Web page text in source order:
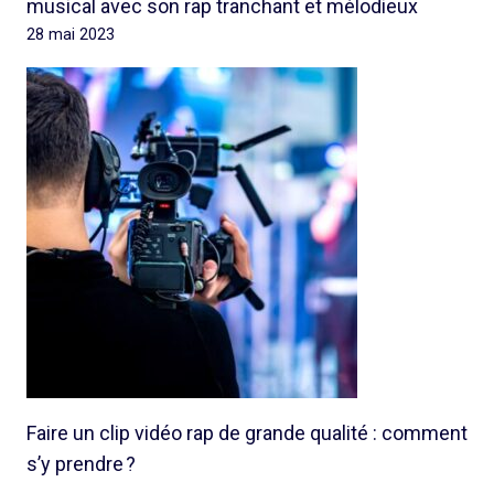
musical avec son rap tranchant et mélodieux
28 mai 2023
Faire un clip vidéo rap de grande qualité : comment
s’y prendre ?